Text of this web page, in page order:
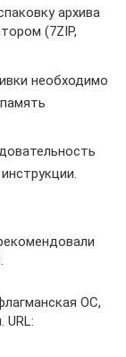
архива
(7ZIP,
необходимо
ОС,